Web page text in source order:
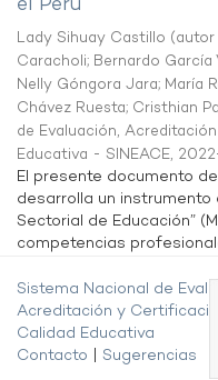
Lady Sihuay Castillo (autor
Caracholi; Bernardo García
Nelly Góngora Jara; María
Chávez Ruesta; Cristhian
de Evaluación,
Educativa - SINEACE,
El presente documento
desarrolla un instrumento
Sectorial de Educación”
competencias
Sistema Nacional de
Acreditación y
Calidad Educativa
Contacto
Sugerencias